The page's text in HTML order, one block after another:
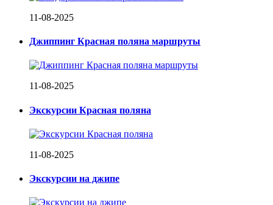
11-08-2025
Джиппинг Красная поляна маршруты
11-08-2025
Экскурсии Красная поляна
11-08-2025
Экскурсии на джипе